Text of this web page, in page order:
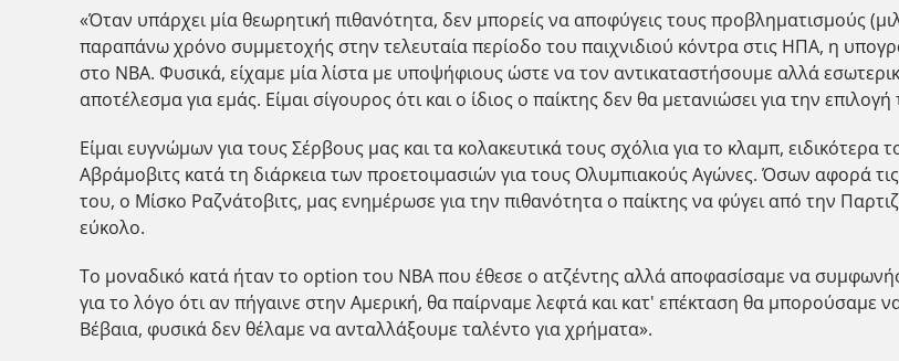
«Όταν υπάρχει μία θεωρητική πιθανότητα, δεν μπορείς να αποφύγεις τους προβληματισμούς
παραπάνω χρόνο συμμετοχής στην τελευταία περίοδο του παιχνιδιού κόντρα στις ΗΠΑ, η
στο NBA. Φυσικά, είχαμε μία λίστα με υποψήφιους ώστε να τον αντικαταστήσουμε αλλά
αποτέλεσμα για εμάς. Είμαι σίγουρος ότι και ο ίδιος ο παίκτης δεν θα μετανιώσει για την επιλογή
Είμαι ευγνώμων για τους Σέρβους μας και τα κολακευτικά τους σχόλια για το κλαμπ,
Αβράμοβιτς κατά τη διάρκεια των προετοιμασιών για τους Ολυμπιακούς Αγώνες. Όσων αφορά
του, ο Μίσκο Ραζνάτοβιτς, μας ενημέρωσε για την πιθανότητα ο παίκτης να φύγει από την
εύκολο.
Το μοναδικό κατά ήταν το option του NBA που έθεσε ο ατζέντης αλλά αποφασίσαμε να
για το λόγο ότι αν πήγαινε στην Αμερική, θα παίρναμε λεφτά και κατ' επέκταση θα μπορούσαμε
Βέβαια, φυσικά δεν θέλαμε να ανταλλάξουμε ταλέντο για χρήματα».